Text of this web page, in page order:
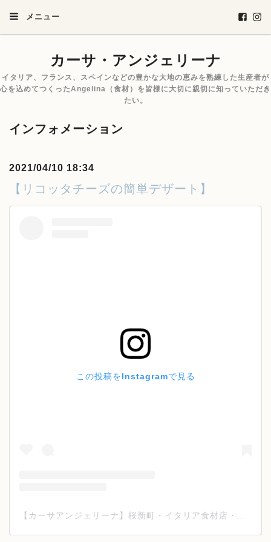
メニュー
カーサ・アンジェリーナ
イタリア、フランス、スペインなどの豊かな大地の恵みを熟練した生産者が
心を込めてつくったAngelina（食材）を皆様に大切に親切に知っていただき
たい。
インフォメーション
2021/04/10 18:34
【リコッタチーズの簡単デザート】
この投稿をInstagramで見る
【カーサアンジェリーナ】桜新町・イタリア食材店・ワイン(@casa_angelina_tokyo)がシェアした投稿